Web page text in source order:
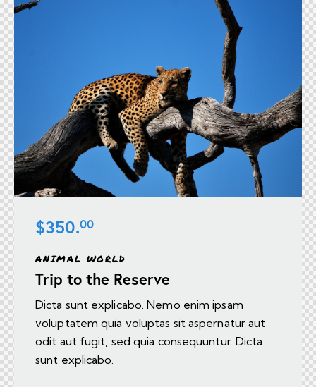
$350.00
ANIMAL WORLD
Trip to the Reserve
Dicta sunt explicabo. Nemo enim ipsam
voluptatem quia voluptas sit aspernatur aut
odit aut fugit, sed quia consequuntur. Dicta
sunt explicabo.